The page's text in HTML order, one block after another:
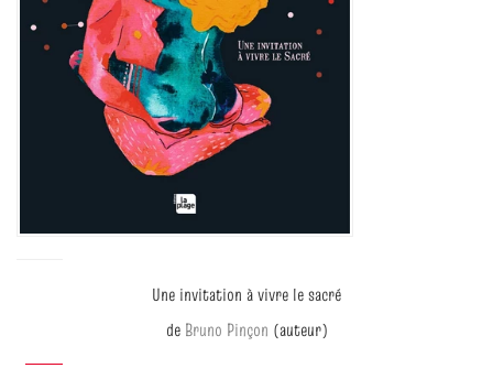
Une invitation à vivre le sacré
de Bruno Pinçon (auteur)